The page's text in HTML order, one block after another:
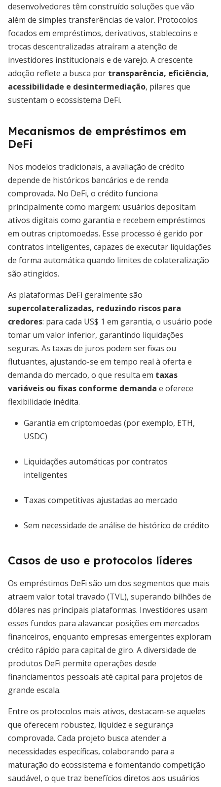
desenvolvedores têm construído soluções que vão
além de simples transferências de valor. Protocolos
focados em empréstimos, derivativos, stablecoins e
trocas descentralizadas atraíram a atenção de
investidores institucionais e de varejo. A crescente
adoção reflete a busca por transparência, eficiência,
acessibilidade e desintermediação, pilares que
sustentam o ecossistema DeFi.
Mecanismos de empréstimos em
DeFi
Nos modelos tradicionais, a avaliação de crédito
depende de históricos bancários e de renda
comprovada. No DeFi, o crédito funciona
principalmente como margem: usuários depositam
ativos digitais como garantia e recebem empréstimos
em outras criptomoedas. Esse processo é gerido por
contratos inteligentes, capazes de executar liquidações
de forma automática quando limites de colateralização
são atingidos.
As plataformas DeFi geralmente são
supercolateralizadas, reduzindo riscos para
credores: para cada US$ 1 em garantia, o usuário pode
tomar um valor inferior, garantindo liquidações
seguras. As taxas de juros podem ser fixas ou
flutuantes, ajustando-se em tempo real à oferta e
demanda do mercado, o que resulta em taxas
variáveis ou fixas conforme demanda e oferece
flexibilidade inédita.
Garantia em criptomoedas (por exemplo, ETH,
USDC)
Liquidações automáticas por contratos
inteligentes
Taxas competitivas ajustadas ao mercado
Sem necessidade de análise de histórico de crédito
Casos de uso e protocolos líderes
Os empréstimos DeFi são um dos segmentos que mais
atraem valor total travado (TVL), superando bilhões de
dólares nas principais plataformas. Investidores usam
esses fundos para alavancar posições em mercados
financeiros, enquanto empresas emergentes exploram
crédito rápido para capital de giro. A diversidade de
produtos DeFi permite operações desde
financiamentos pessoais até capital para projetos de
grande escala.
Entre os protocolos mais ativos, destacam-se aqueles
que oferecem robustez, liquidez e segurança
comprovada. Cada projeto busca atender a
necessidades específicas, colaborando para a
maturação do ecossistema e fomentando competição
saudável, o que traz benefícios diretos aos usuários